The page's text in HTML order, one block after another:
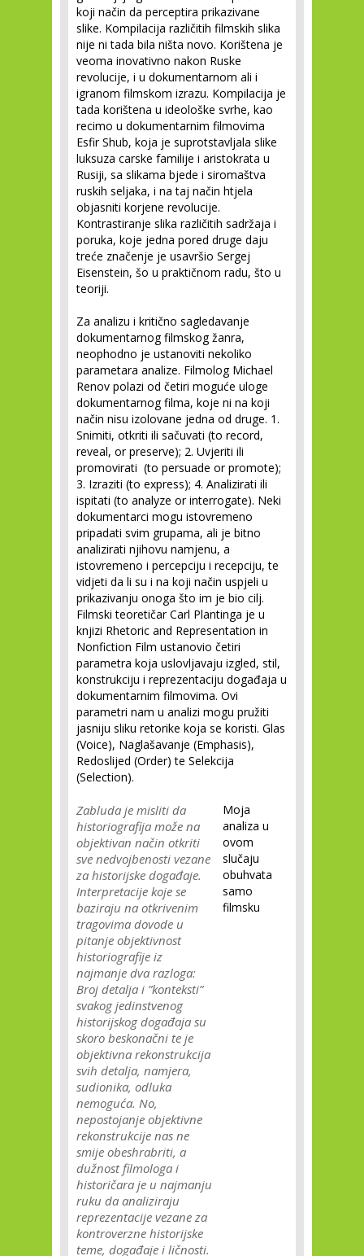
koji način da perceptira prikazivane
slike. Kompilacija različitih filmskih slika
nije ni tada bila ništa novo. Korištena je
veoma inovativno nakon Ruske
revolucije, i u dokumentarnom ali i
igranom filmskom izrazu. Kompilacija je
tada korištena u ideološke svrhe, kao
recimo u dokumentarnim filmovima
Esfir Shub, koja je suprotstavljala slike
luksuza carske familije i aristokrata u
Rusiji, sa slikama bjede i siromaštva
ruskih seljaka, i na taj način htjela
objasniti korjene revolucije.
Kontrastiranje slika različitih sadržaja i
poruka, koje jedna pored druge daju
treće značenje je usavršio Sergej
Eisenstein, šo u praktičnom radu, što u
teoriji.
Za analizu i kritično sagledavanje
dokumentarnog filmskog žanra,
neophodno je ustanoviti nekoliko
parametara analize. Filmolog Michael
Renov polazi od četiri moguće uloge
dokumentarnog filma, koje ni na koji
način nisu izolovane jedna od druge. 1.
Snimiti, otkriti ili sačuvati (to record,
reveal, or preserve); 2. Uvjeriti ili
promovirati (to persuade or promote);
3. Izraziti (to express); 4. Analizirati ili
ispitati (to analyze or interrogate). Neki
dokumentarci mogu istovremeno
pripadati svim grupama, ali je bitno
analizirati njihovu namjenu, a
istovremeno i percepciju i recepciju, te
vidjeti da li su i na koji način uspjeli u
prikazivanju onoga što im je bio cilj.
Filmski teoretičar Carl Plantinga je u
knjizi Rhetoric and Representation in
Nonfiction Film ustanovio četiri
parametra koja uslovljavaju izgled, stil,
konstrukciju i reprezentaciju događaja u
dokumentarnim filmovima. Ovi
parametri nam u analizi mogu pružiti
jasniju sliku retorike koja se koristi. Glas
(Voice), Naglašavanje (Emphasis),
Redoslijed (Order) te Selekcija
(Selection).
Zabluda je misliti da
historiografija može na
objektivan način otkriti
sve nedvojbenosti vezane
za historijske događaje.
Interpretacije koje se
baziraju na otkrivenim
tragovima dovode u
pitanje objektivnost
historiografije iz
najmanje dva razloga:
Broj detalja i ”konteksti”
svakog jedinstvenog
historijskog događaja su
skoro beskonačni te je
objektivna rekonstrukcija
svih detalja, namjera,
sudionika, odluka
nemoguća. No,
nepostojanje objektivne
rekonstrukcije nas ne
smije obeshrabriti, a
dužnost filmologa i
historičara je u najmanju
ruku da analiziraju
reprezentacije vezane za
kontroverzne historijske
teme, događaje i ličnosti.
Moja
analiza u
ovom
slučaju
obuhvata
samo
filmsku